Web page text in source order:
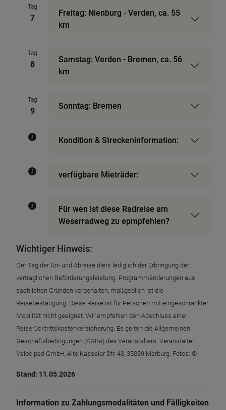
Tag
7
Freitag: Nienburg - Verden, ca. 55
km
Tag
8
Samstag: Verden - Bremen, ca. 56
km
Tag
9
Sonntag: Bremen
Kondition & Streckeninformation:
verfügbare Mieträder:
Für wen ist diese Radreise am
Weserradweg zu epmpfehlen?
Wichtiger Hinweis:
Der Tag der An- und Abreise dient lediglich der Erbringung der
vertraglichen Beförderungsleistung. Programmänderungen aus
sachlichen Gründen vorbehalten, maßgeblich ist die
Reisebestätigung. Diese Reise ist für Personen mit eingeschränkter
Mobilität nicht geeignet. Wir empfehlen den Abschluss einer
Reiserücktrittskostenversicherung. Es gelten die Allgemeinen
Geschäftsbedingungen (AGBs) des Veranstalters. Veranstalter:
Velociped GmbH, Alte Kasseler Str. 43, 35039 Marburg. Fotos: ©
Stand: 11.05.2026
Information zu Zahlungsmodalitäten und Fälligkeiten